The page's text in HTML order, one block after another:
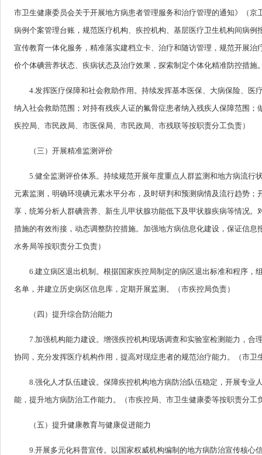
市卫生健康委员会关于开展地方病患者管理服务和治疗管理的通知》（
病例个案管理台账，规范医疗机构、疾控机构、基层医疗卫生机构间病
宣传教育一体化服务，精准落实建档立卡、治疗和随访管理，规范开展
价个体碘营养状态、疾病状态及治疗效果，探索制定个体化精准防控措
4.发挥医疗保障和社会救助作用。持续发挥基本医保、大病保险、
纳入社会救助范围；对持有残疾人证的氟骨症患者纳入残疾人保障范围
疾控局、市民政局、市医保局、市民政局、市残联等按职责分工负责）
（三）开展精准监测评价
5.健全监测评价体系。持续规范开展年度重点人群监测和地方病流
元素监测，明确环境碘元素水平分布，及时研判和预测病情及流行趋势
享，统筹分析人群碘营养、新生儿甲状腺功能低下及甲状腺疾病等情况
措施的有效衔接，动态调整防控措施。加强地方病信息化建设，保证信
水务局等按职责分工负责）
6.建立病区退出机制。根据国家疾控局制定的病区退出标准和程序
名单，并建立历史病区信息库，定期开展监测。（市疾控局负责）
（四）提升综合防治能力
7.加强机构能力建设。增强疾控机构现场调查和实验室检测能力，
协同，充分发挥医疗机构作用，提高对现症患者的规范治疗能力。（市
8.强化人才队伍建设。保障疾控机构地方病防治队伍稳定，开展专
能，提升地方病防治工作能力。（市疾控局、市卫生健康委等按职责分工
（五）提升健康教育与健康促进能力
9.开展多元化科普宣传。以国家权威机构编制的地方病防治宣传核